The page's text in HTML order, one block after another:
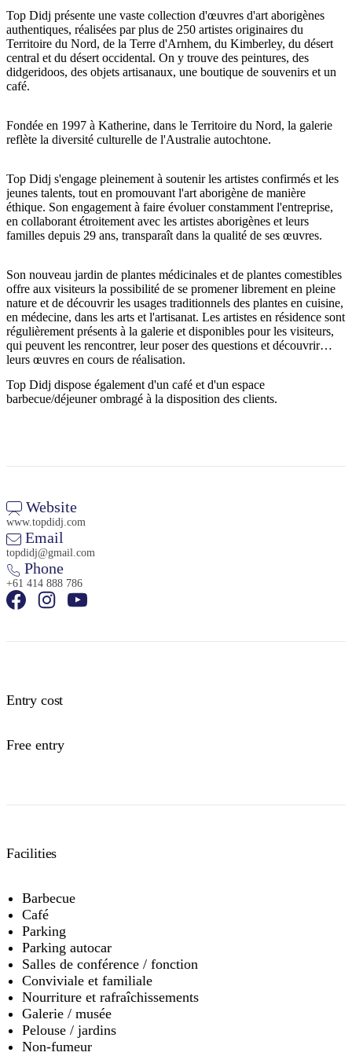
Rechercher:
Sign
Top Didj présente une vaste collection d'œuvres d'art aborigènes
authentiques, réalisées par plus de 250 artistes originaires du
Territoire du Nord, de la Terre d'Arnhem, du Kimberley, du désert
central et du désert occidental. On y trouve des peintures, des
didgeridoos, des objets artisanaux, une boutique de souvenirs et un
café.
Fondée en 1997 à Katherine, dans le Territoire du Nord, la galerie
reflète la diversité culturelle de l'Australie autochtone.
Top Didj s'engage pleinement à soutenir les artistes confirmés et les
jeunes talents, tout en promouvant l'art aborigène de manière
éthique. Son engagement à faire évoluer constamment l'entreprise,
en collaborant étroitement avec les artistes aborigènes et leurs
familles depuis 29 ans, transparaît dans la qualité de ses œuvres.
Son nouveau jardin de plantes médicinales et de plantes comestibles
offre aux visiteurs la possibilité de se promener librement en pleine
nature et de découvrir les usages traditionnels des plantes en cuisine,
en médecine, dans les arts et l'artisanat. Les artistes en résidence sont
régulièrement présents à la galerie et disponibles pour les visiteurs,
qui peuvent les rencontrer, leur poser des questions et découvrir
leurs œuvres en cours de réalisation.
Top Didj dispose également d'un café et d'un espace
barbecue/déjeuner ombragé à la disposition des clients.
Website
www.topdidj.com
Email
topdidj@gmail.com
Phone
+61 414 888 786
Entry cost
Free entry
Facilities
Barbecue
Café
Parking
Parking autocar
Salles de conférence / fonction
Conviviale et familiale
Nourriture et rafraîchissements
Galerie / musée
Pelouse / jardins
Non-fumeur